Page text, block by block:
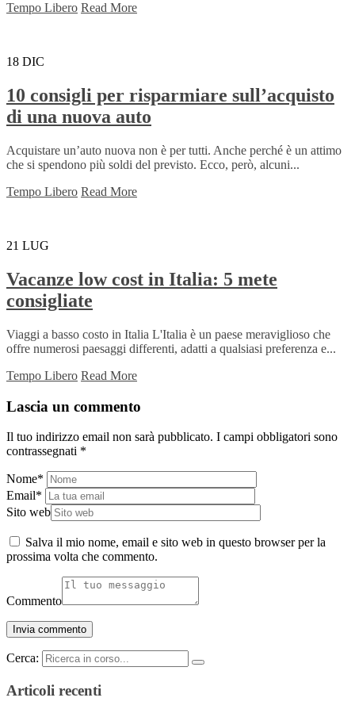
Tempo Libero Read More
18 DIC
10 consigli per risparmiare sull’acquisto
di una nuova auto
Acquistare un’auto nuova non è per tutti. Anche perché è un attimo
che si spendono più soldi del previsto. Ecco, però, alcuni...
Tempo Libero Read More
21 LUG
Vacanze low cost in Italia: 5 mete
consigliate
Viaggi a basso costo in Italia L'Italia è un paese meraviglioso che
offre numerosi paesaggi differenti, adatti a qualsiasi preferenza e...
Tempo Libero Read More
Lascia un commento
Il tuo indirizzo email non sarà pubblicato. I campi obbligatori sono
contrassegnati *
Nome*
Email*
Sito web
Salva il mio nome, email e sito web in questo browser per la
prossima volta che commento.
Commento
Cerca:
Articoli recenti